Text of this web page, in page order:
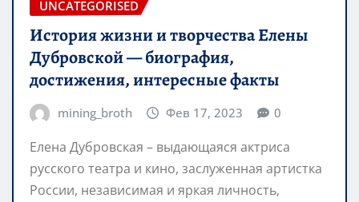
UNCATEGORISED
История жизни и творчества Елены
Дубровской — биография,
достижения, интересные факты
mining_broth Фев 17, 2023 0
Елена Дубровская – выдающаяся актриса
русского театра и кино, заслуженная артистка
России, независимая и яркая личность,